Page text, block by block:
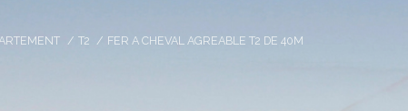
T2 FER A CHEVAL AGREABLE T2 DE 40M